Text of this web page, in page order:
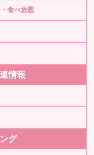
食べ放題
情報
グ